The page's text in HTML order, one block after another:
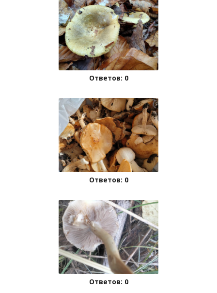
Ответов: 0
Ответов: 0
Ответов: 0